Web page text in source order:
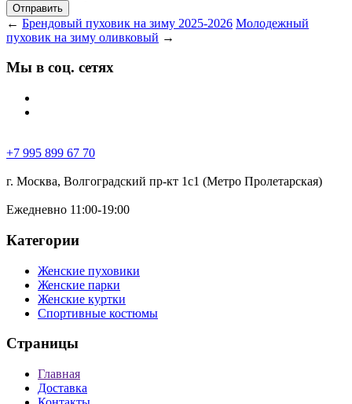
Отправить
← Брендовый пуховик на зиму 2025-2026 Молодежный
пуховик на зиму оливковый →
Мы в соц. сетях
+7 995 899 67 70
г. Москва, Волгоградский пр-кт 1с1 (Метро Пролетарская)
Ежедневно 11:00-19:00
Категории
Женские пуховики
Женские парки
Женские куртки
Спортивные костюмы
Страницы
Главная
Доставка